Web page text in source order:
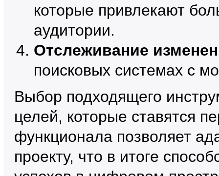
которые привлекают
аудитории.
Отслеживание
поисковых системах с
Выбор подходящего
целей, которые ставятся
функционала позволяет
проекту, что в итоге